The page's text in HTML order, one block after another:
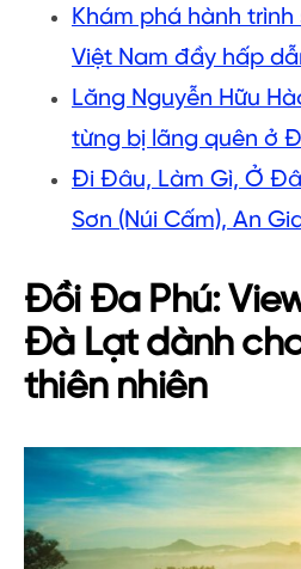
Khám phá hành
Việt Nam đầy hấp
Lăng Nguyễn Hữu
từng bị lãng quên ở
Đi Đâu, Làm Gì, Ở
Sơn (Núi Cấm), An
Đồi Đa Phú:
Đà Lạt dành
thiên nhiên